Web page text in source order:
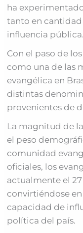
ha
tanto en
influencia pública.
Con el paso de
como una de las
evangélica en
distintas
provenientes de
La magnitud de
el peso
comunidad
oficiales, los
actualmente el
convirtiéndose
capacidad de
política del país.